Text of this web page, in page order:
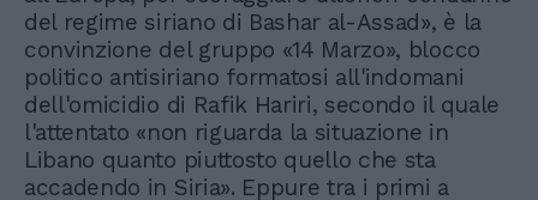
del regime siriano di Bashar al-Assad», è la
convinzione del gruppo «14 Marzo», blocco
politico antisiriano formatosi all'indomani
dell'omicidio di Rafik Hariri, secondo il quale
l'attentato «non riguarda la situazione in
Libano quanto piuttosto quello che sta
accadendo in Siria». Eppure tra i primi a